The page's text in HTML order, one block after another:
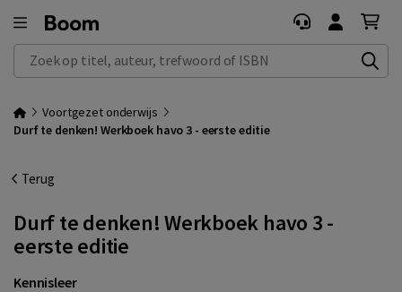
Zoek op titel, auteur, trefwoord of ISBN
Voortgezet onderwijs
Durf te denken! Werkboek havo 3 - eerste editie
Terug
Durf te denken! Werkboek havo 3 -
eerste editie
Kennisleer